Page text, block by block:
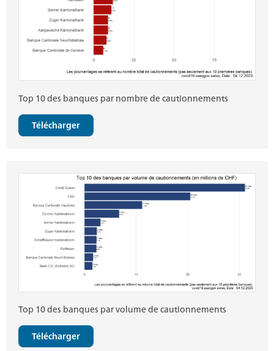
Top 10 des banques par nombre de cautionnements
Télécharger
Top 10 des banques par volume de cautionnements
Télécharger